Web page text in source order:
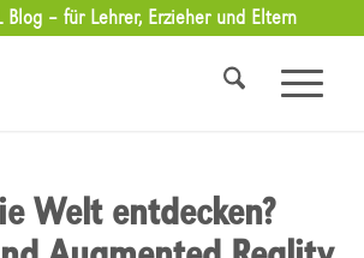
Blog – für Lehrer, Erzieher und Eltern
Welt entdecken?